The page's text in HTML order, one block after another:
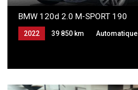
BMW 120d 2.0 M-SPORT 190
2022 39 850 km Automatique